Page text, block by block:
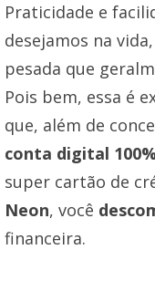
Praticidade e
desejamos na
pesada que
Pois bem, essa é
que, além de
conta digital
super cartão de
Neon, você
financeira.